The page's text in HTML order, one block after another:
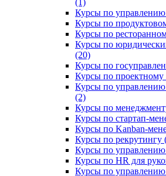
(1)
Курсы по
Курсы по
Курсы по
Курсы по
(20)
Курсы по
Курсы по
Курсы по
(2)
Курсы по
Курсы по стартап-
Курсы по Kanban-
Курсы по рекрутингу
Курсы по управлению
Курсы по HR для
Курсы по управлению